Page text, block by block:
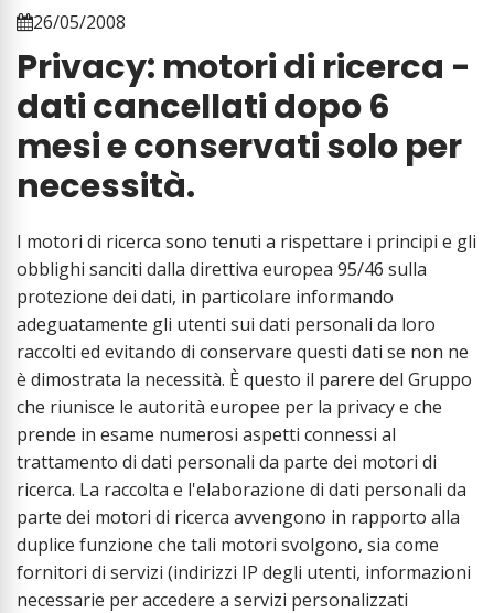
26/05/2008
Privacy: motori di ricerca -
dati cancellati dopo 6
mesi e conservati solo per
necessità.
I motori di ricerca sono tenuti a rispettare i principi e gli
obblighi sanciti dalla direttiva europea 95/46 sulla
protezione dei dati, in particolare informando
adeguatamente gli utenti sui dati personali da loro
raccolti ed evitando di conservare questi dati se non ne
è dimostrata la necessità. È questo il parere del Gruppo
che riunisce le autorità europee per la privacy e che
prende in esame numerosi aspetti connessi al
trattamento di dati personali da parte dei motori di
ricerca. La raccolta e l'elaborazione di dati personali da
parte dei motori di ricerca avvengono in rapporto alla
duplice funzione che tali motori svolgono, sia come
fornitori di servizi (indirizzi IP degli utenti, informazioni
necessarie per accedere a servizi personalizzati